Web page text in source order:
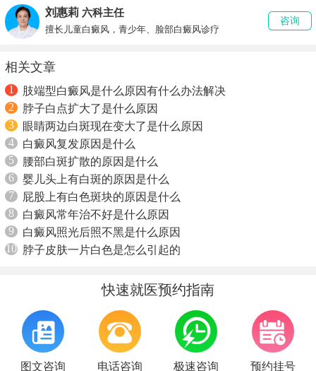
刘惠莉 六科主任
擅长儿童白癜风，青少年、脸部白癜风诊疗
咨询
相关文章
1
肢端型白癜风是什么原因有什么办法解决
2
脖子白点扩大了是什么原因
3
眼睛两边白斑现在变大了是什么原因
4
白癜风复发原因是什么
5
腰部白斑扩散的原因是什么
6
婴儿头上有白斑的原因是什么
7
屁股上有白色斑块的原因是什么
8
白癜风常年治不好是什么原因
9
白癜风照光后照不黑是什么原因
10 脖子皮肤一片白色是怎么引起的
快速就医预约指南
图文咨询 电话咨询 极速咨询 预约挂号